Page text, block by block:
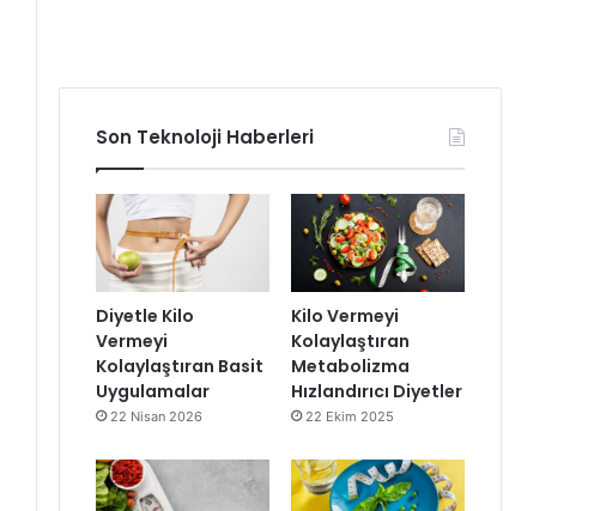
Son Teknoloji Haberleri
Diyetle Kilo
Vermeyi
Kolaylaştıran Basit
Uygulamalar
22 Nisan 2026
Kilo Vermeyi
Kolaylaştıran
Metabolizma
Hızlandırıcı Diyetler
22 Ekim 2025